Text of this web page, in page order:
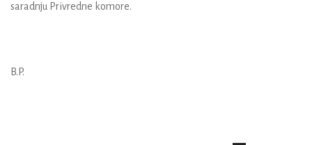
saradnju Privredne komore.
B.P.